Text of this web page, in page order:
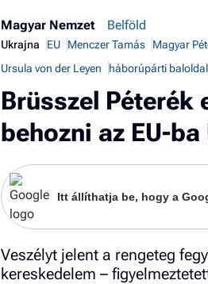
Magyar Nemzet Belföld
Ukrajna EU Menczer Tamás Magyar
Ursula von der Leyen
háborúpárti baloldal
Brüsszel
behozni az EU-
Itt állíthatja be, hogy a
Veszélyt jelent a rengeteg
kereskedelem –